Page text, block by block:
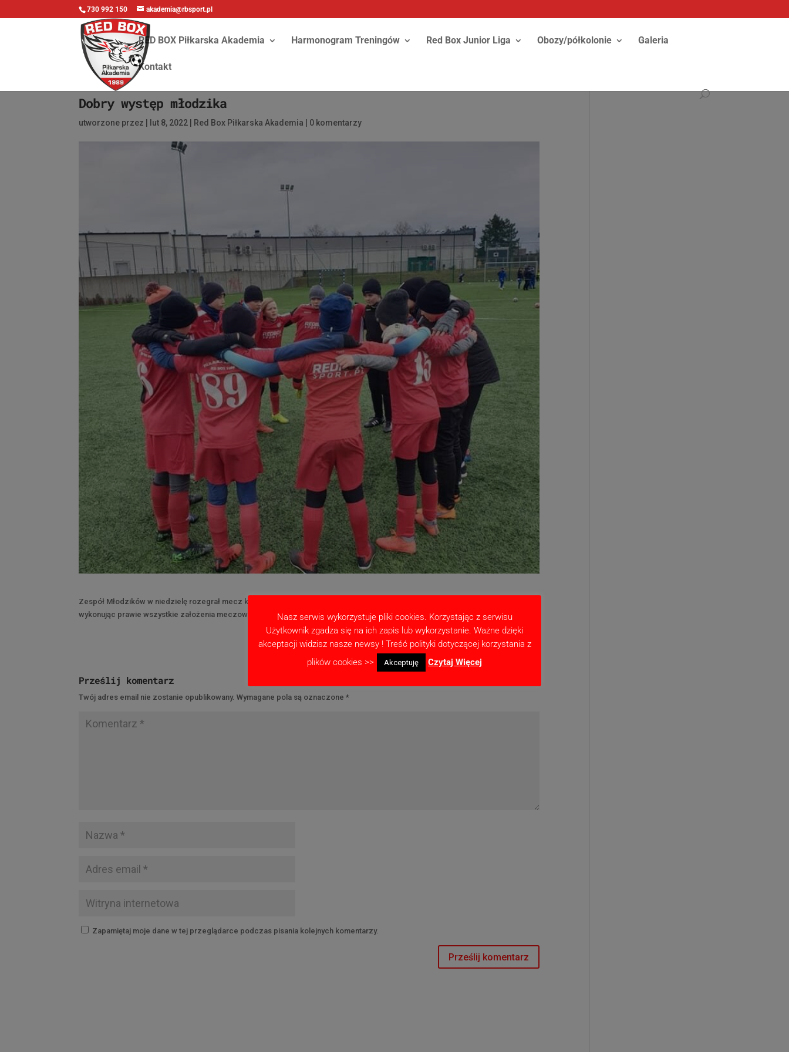
730 992 150 akademia@rbsport.pl
RED BOX Piłkarska Akademia Harmonogram Treningów Red Box Junior Liga Obozy/półkolonie Galeria
Kontakt
Dobry występ młodzika
utworzone przez lut 8, 2022 Red Box Piłkarska Akademia 0 komentarzy
Zespół Młodzików w niedzielę rozegrał mecz kontrolny z Wartą Śrem. Nasi chłopcy tego dnia pokazali się z bardzo dobrej strony
wykonując prawie wszystkie założenia meczowe.
Prześlij komentarz
Twój adres email nie zostanie opublikowany. Wymagane pola są oznaczone*
Zapamiętaj moje dane w tej przeglądarce podczas pisania kolejnych komentarzy.
Nasz serwis wykorzystuje pliki cookies. Korzystając z serwisu
Użytkownik zgadza się na ich zapis lub wykorzystanie. Ważne dzięki
akceptacji widzisz nasze newsy ! Treść polityki dotyczącej korzystania z
plików cookies >>
Akceptuję Czytaj Więcej